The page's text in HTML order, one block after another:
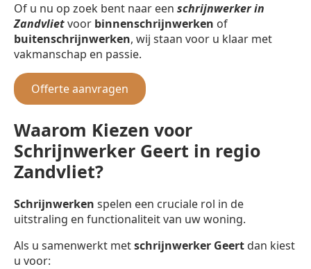
Of u nu op zoek bent naar een schrijnwerker in
Zandvlietvoor binnenschrijnwerken of
buitenschrijnwerken, wij staan voor u klaar met
vakmanschap en passie.
Offerte aanvragen
Waarom Kiezen voor
Schrijnwerker Geert in regio
Zandvliet?
Schrijnwerken spelen een cruciale rol in de
uitstraling en functionaliteit van uw woning.
Als u samenwerkt metschrijnwerker Geert dan kiest
u voor: